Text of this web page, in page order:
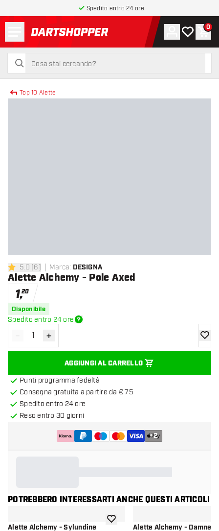
Spedito entro 24 ore
torna alla home page
cerca
cerca
Account
La mia0
Top 10 Alette
5 stelle di valutazione
5.0 [6] Marca: DESIGNA
Alette Alchemy - Pole Axed
1,20
Disponibile
Spedito entro 24 ore
Diminuisci quantità
- Aumenta quantità
+
AGGIUNGI AL CARRELLO
Punti programma fedeltà
Consegna gratuita a partire da € 75
Spedito entro 24 ore
Reso entro 30 giorni
+2
POTREBBERO INTERESSARTI ANCHE QUESTI ARTICOLI
Alette Alchemy - Sylundine aggiungi alla lista dei desideri
Alette Alchemy - Damned